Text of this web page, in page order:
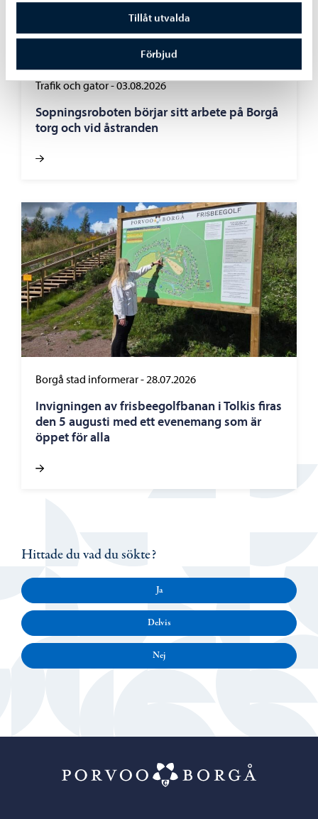
Tillåt utvalda
Förbjud
Trafik och gator-03.08.2026
Sopningsroboten börjar sitt arbete på Borgå
torg och vid åstranden
Borgå stad informerar- 28.07.2026
Invigningen av frisbeegolfbanan i Tolkis firas
den 5 augusti med ett evenemang som är
öppet för alla
Hittade du vad du sökte?
Ja
Delvis
Nej